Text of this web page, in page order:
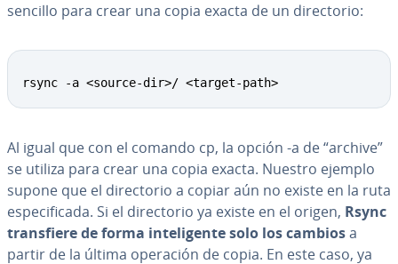
sencillo para crear una copia exacta de un di­re­c­to­rio:
rsync -a <source-dir>/ <target-path>
Al igual que con el comando cp, la opción -a de “archive”
se utiliza para crear una copia exacta. Nuestro ejemplo
supone que el di­re­c­to­rio a copiar aún no existe en la ruta
es­pe­ci­fi­ca­da. Si el di­re­c­to­rio ya existe en el origen, Rsync
tra­n­s­fie­re de forma in­te­li­ge­n­te solo los cambiosa
partir de la última operación de copia. En este caso, ya